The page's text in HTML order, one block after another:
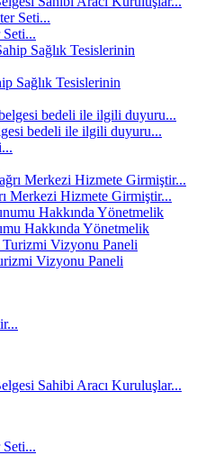
Sağlık Tesislerinin
bedeli ile ilgili duyuru...
Merkezi Hizmete Girmiştir...
Hakkında Yönetmelik
Vizyonu Paneli
Sahibi Aracı Kuruluşlar...